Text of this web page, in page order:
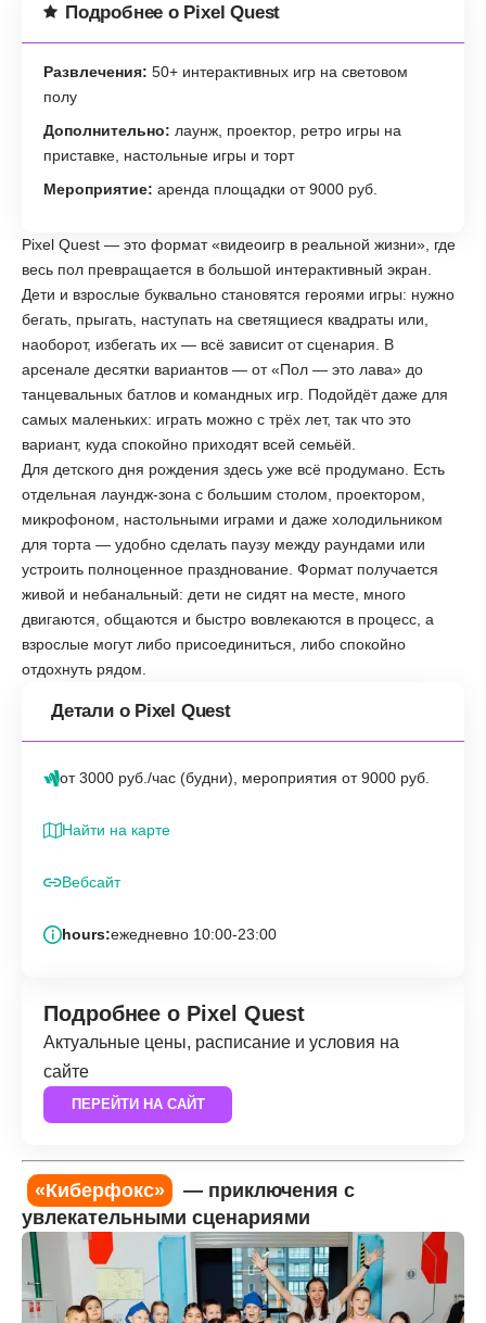
Подробнее о Pixel Quest
Развлечения: 50+ интерактивных игр на световом
полу
Дополнительно: лаунж, проектор, ретро игры на
приставке, настольные игры и торт
Мероприятие: аренда площадки от 9000 руб.
Pixel Quest — это формат «видеоигр в реальной жизни», где
весь пол превращается в большой интерактивный экран.
Дети и взрослые буквально становятся героями игры: нужно
бегать, прыгать, наступать на светящиеся квадраты или,
наоборот, избегать их — всё зависит от сценария. В
арсенале десятки вариантов — от «Пол — это лава» до
танцевальных батлов и командных игр. Подойдёт даже для
самых маленьких: играть можно с трёх лет, так что это
вариант, куда спокойно приходят всей семьёй.
Для детского дня рождения здесь уже всё продумано. Есть
отдельная лаундж-зона с большим столом, проектором,
микрофоном, настольными играми и даже холодильником
для торта — удобно сделать паузу между раундами или
устроить полноценное празднование. Формат получается
живой и небанальный: дети не сидят на месте, много
двигаются, общаются и быстро вовлекаются в процесс, а
взрослые могут либо присоединиться, либо спокойно
отдохнуть рядом.
Детали о Pixel Quest
от 3000 руб./час (будни), мероприятия от 9000 руб.
Найти на карте
Вебсайт
hours:ежедневно 10:00-23:00
Подробнее о Pixel Quest
Актуальные цены, расписание и условия на
сайте
ПЕРЕЙТИ НА САЙТ
«Киберфокс»
— приключения с
увлекательными сценариями